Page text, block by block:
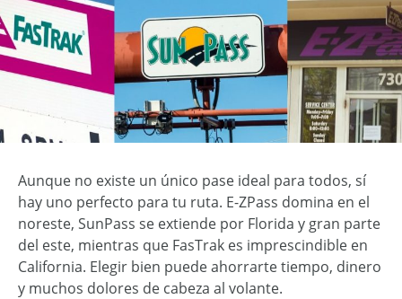
Aunque no existe un único pase ideal para todos, sí
hay uno perfecto para tu ruta. E-ZPass domina en el
noreste, SunPass se extiende por Florida y gran parte
del este, mientras que FasTrak es imprescindible en
California. Elegir bien puede ahorrarte tiempo, dinero
y muchos dolores de cabeza al volante.